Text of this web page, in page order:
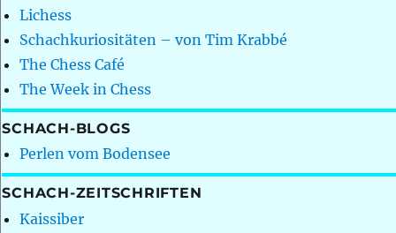
Lichess
Schachkuriositäten – von Tim Krabbé
The Chess Café
The Week in Chess
SCHACH-BLOGS
Perlen vom Bodensee
SCHACH-ZEITSCHRIFTEN
Kaissiber